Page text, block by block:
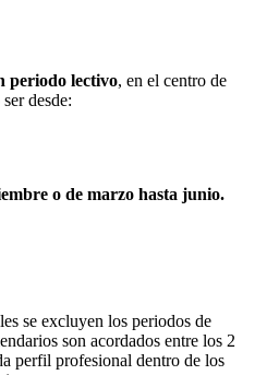
periodo lectivo, en el centro de
desde:
o de marzo hasta junio.
se excluyen los periodos de
son acordados entre los 2
perfil profesional dentro de los